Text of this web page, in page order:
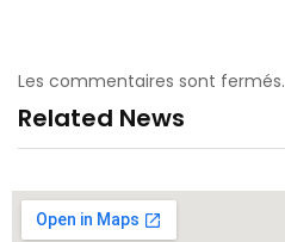
Les commentaires sont fermés.
Related News